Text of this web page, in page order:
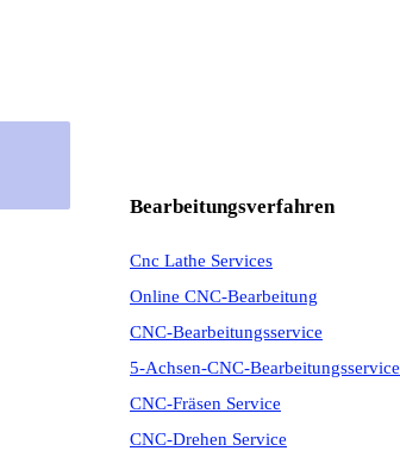
Bearbeitungsverfahren
Cnc Lathe Services
Online CNC-Bearbeitung
CNC-Bearbeitungsservice
5-Achsen-CNC-Bearbeitungsservice
CNC-Fräsen Service
CNC-Drehen Service